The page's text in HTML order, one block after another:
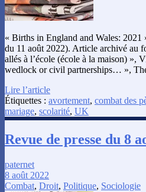
« Births in England and Wales:
du 11 août 2022). Article archivé au
allés à l’école (école à la maison) »,
wedlock or civil partnerships… »,
Lire l’article
Étiquettes : avortement, combat des
mariage, scolarité, UK
Revue de presse du 8
paternet
8 août 2022
Combat, Droit, Politique, Sociologie